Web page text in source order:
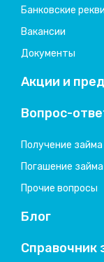
Банковские
Вакансии
Документы
Акции и
Вопрос-
Получение займа
Погашение займа
Прочие вопросы
Блог
Справочник